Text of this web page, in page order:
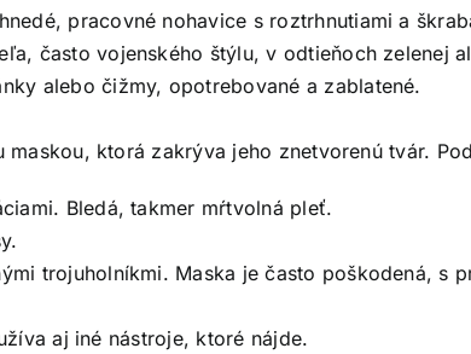
pracovné nohavice s roztrhnutiami a
často vojenského štýlu, v odtieňoch zelenej
alebo čižmy, opotrebované a zablatené.
ktorá zakrýva jeho znetvorenú tvár.
Bledá, takmer mŕtvolná pleť.
trojuholníkmi. Maska je často poškodená, s
aj iné nástroje, ktoré nájde.